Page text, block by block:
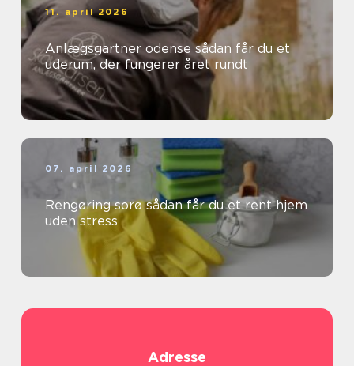
11. april 2026
Anlægsgartner odense sådan får du et
uderum, der fungerer året rundt
07. april 2026
Rengøring sorø sådan får du et rent hjem
uden stress
Adresse